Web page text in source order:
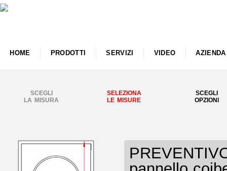
HOME PRODOTTI SERVIZI VIDEO AZIENDA
SCEGLI
LA MISURA
SELEZIONA
LE MISURE
SCEGLI
OPZIONI